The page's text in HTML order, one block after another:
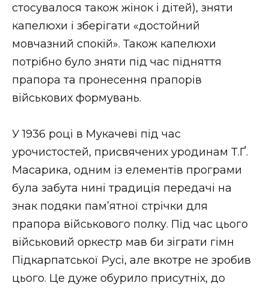
стосувалося також жінок і дітей), зняти
капелюхи і зберігати «достойний
мовчазний спокій». Також капелюхи
потрібно було зняти під час підняття
прапора та пронесення прапорів
військових формувань.
У 1936 році в Мукачеві під час
урочистостей, присвячених уродинам Т.Ґ.
Масарика, одним із елементів програми
була забута нині традиція передачі на
знак подяки пам’ятної стрічки для
прапора військового полку. Під час цього
військовий оркестр мав би зіграти гімн
Підкарпатської Русі, але вкотре не зробив
цього. Це дуже обурило присутніх, до